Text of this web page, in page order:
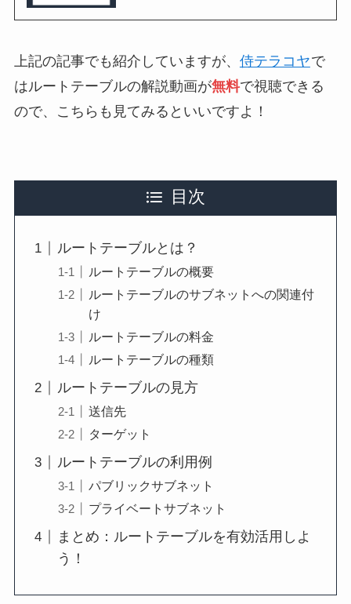
上記の記事でも紹介していますが、 侍テラコヤで
はルートテーブルの解説動画が無料で視聴できる
ので、こちらも見てみるといいですよ！
目次
ルートテーブルとは？
ルートテーブルの概要
ルートテーブルのサブネットへの関連付
け
ルートテーブルの料金
ルートテーブルの種類
ルートテーブルの見方
送信先
ターゲット
ルートテーブルの利用例
パブリックサブネット
プライベートサブネット
まとめ：ルートテーブルを有効活用しよ
う！